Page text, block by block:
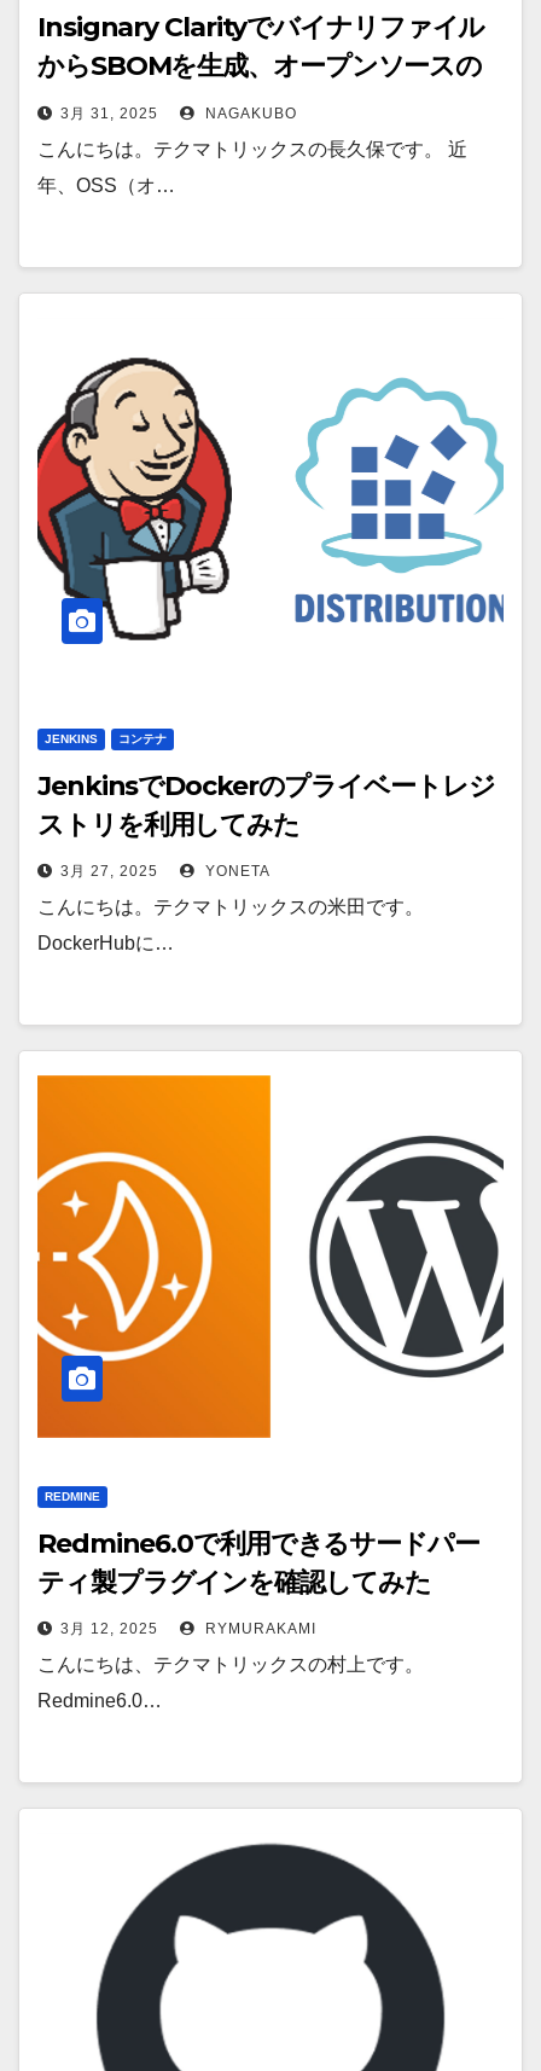
Insignary Clarityでバイナリファイル
からSBOMを生成、オープンソースの
脆弱性検出を試してみた
3月 31, 2025 NAGAKUBO
こんにちは。テクマトリックスの長久保です。 近
年、OSS（オ…
JENKINS コンテナ
JenkinsでDockerのプライベートレジ
ストリを利用してみた
3月 27, 2025 YONETA
こんにちは。テクマトリックスの米田です。
DockerHubに…
REDMINE
Redmine6.0で利用できるサードパー
ティ製プラグインを確認してみた
3月 12, 2025 RYMURAKAMI
こんにちは、テクマトリックスの村上です。
Redmine6.0…